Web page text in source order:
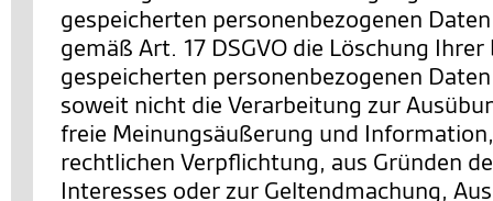
gespeicherten personenbezogenen
gemäß Art. 17 DSGVO die Löschung Ihrer
gespeicherten personenbezogenen
soweit nicht die Verarbeitung zur
freie Meinungsäußerung und
rechtlichen Verpflichtung, aus Gründen
Interesses oder zur Geltendmachung,